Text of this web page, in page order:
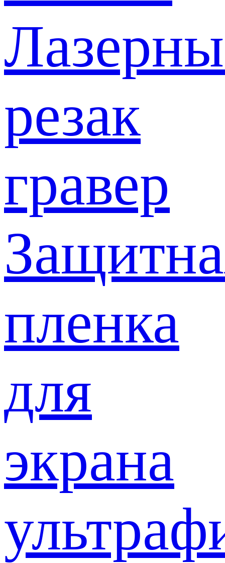
резак
гравер
пленка
для
экрана